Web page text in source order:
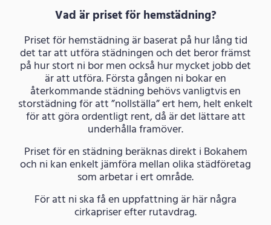
Vad är priset för hemstädning?
Priset för hemstädning är baserat på hur lång tid
det tar att utföra städningen och det beror främst
på hur stort ni bor men också hur mycket jobb det
är att utföra. Första gången ni bokar en
återkommande städning behövs vanligtvis en
storstädning för att ”nollställa” ert hem, helt enkelt
för att göra ordentligt rent, då är det lättare att
underhålla framöver.
Priset för en städning beräknas direkt i Bokahem
och ni kan enkelt jämföra mellan olika städföretag
som arbetar i ert område.
För att ni ska få en uppfattning är här några
cirkapriser efter rutavdrag.